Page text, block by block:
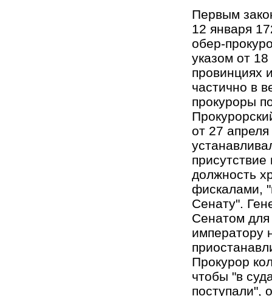
Первым
12 января
обер-
указом от
провинциях
частично в
прокуроры
от 27
должность
фискалами,
Сенату".
Сенатом для
императору
Прокурор
чтобы "в
поступали",